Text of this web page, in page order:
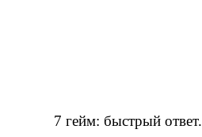
7 гейм: быстрый ответ.